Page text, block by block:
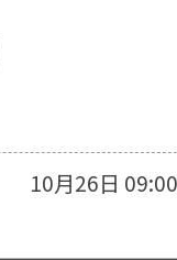
10月26日